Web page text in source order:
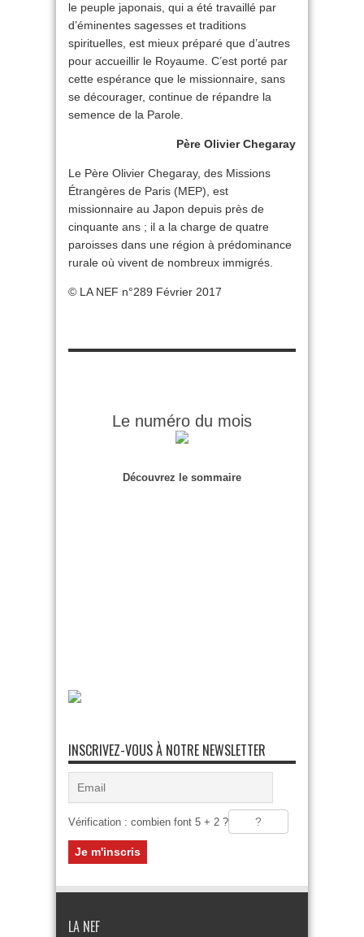
le peuple japonais, qui a été travaillé par
d’éminentes sagesses et traditions
spirituelles, est mieux préparé que d’autres
pour accueillir le Royaume. C’est porté par
cette espérance que le missionnaire, sans
se décourager, continue de répandre la
semence de la Parole.
Père Olivier Chegaray
Le Père Olivier Chegaray, des Missions
Étrangères de Paris (MEP), est
missionnaire au Japon depuis près de
cinquante ans ; il a la charge de quatre
paroisses dans une région à prédominance
rurale où vivent de nombreux immigrés.
© LA NEF n°289 Février 2017
Le numéro du mois
Découvrez le sommaire
INSCRIVEZ-VOUS À NOTRE NEWSLETTER
Vérification : combien font 5 + 2 ?
LA NEF